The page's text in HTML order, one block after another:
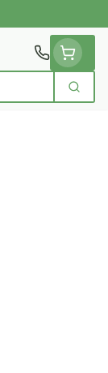
Zoek